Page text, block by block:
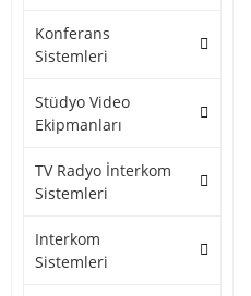
Konferans
Sistemleri
Stüdyo Video
Ekipmanları
TV Radyo İnterkom
Sistemleri
Interkom
Sistemleri